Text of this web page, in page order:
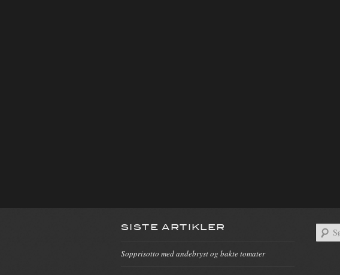
SISTE ARTIKLER
Sopprisotto med andebryst og bakte tomater